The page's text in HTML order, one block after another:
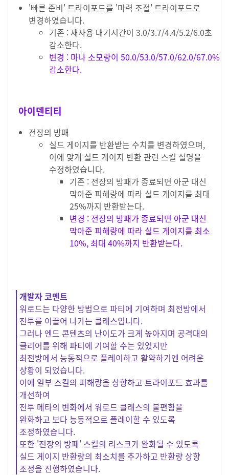
'빠른 준비' 트라이포드를 '마력 조절' 트라이포드로
변경하였습니다.
기존 : 재사용 대기시간이 3.0/3.7/4.4/5.2/6.0초
감소한다.
변경 : 마나 소모량이 50.0/53.0/57.0/62.0/67.0%
감소한다.
아이덴티티
전장의 방패
실드 게이지를 반환받는 수치를 변경하였으며,
이에 맞게 실드 게이지 반환 관련 스킬 설명을
수정하였습니다.
기존 : 전장의 방패가 종료되면 아군 대신
막아준 피해량에 따라 실드 게이지를 최대
25%까지 반환받는다.
변경 : 전장의 방패가 종료되면 아군 대신
막아준 피해량에 따라 실드 게이지를 최소
10%, 최대 40%까지 반환받는다.
개발자 코멘트
워로드는 다양한 방법으로 파티에 기여하며 최전방에서
전투를 이끌어 나가는 클래스입니다.
그러나 엔드 콘텐츠의 난이도가 크게 높아지며 공격대의
클리어를 위해 파티에 기여할 수는 있었지만
최전방에서 능동적으로 플레이하고 활약하기엔 어려운
상황이 되었습니다.
이에 일부 스킬의 피해량을 상향하고 트라이포드 효과를
개선하여
전투 메타의 변화에서 워로드 클래스의 불편함을
완화하고 보다 능동적으로 플레이할 수 있도록
조정하였습니다.
또한 '전장의 방패' 스킬의 리스크가 완화될 수 있도록
실드 게이지 반환량의 최소치를 추가하고 반환량 상향
조정을 진행하였습니다.